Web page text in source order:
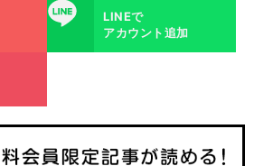
LINE
LINEで
アカウント追加